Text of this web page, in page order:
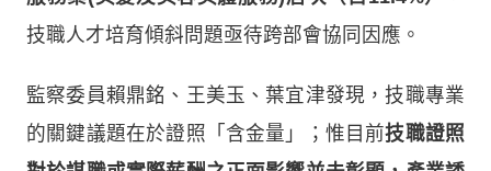
技職人才培育傾斜問題亟待跨部會協同因應。
監察委員賴鼎銘、王美玉、葉宜津發現，技職專業
的關鍵議題在於證照「含金量」；惟目前技職證照